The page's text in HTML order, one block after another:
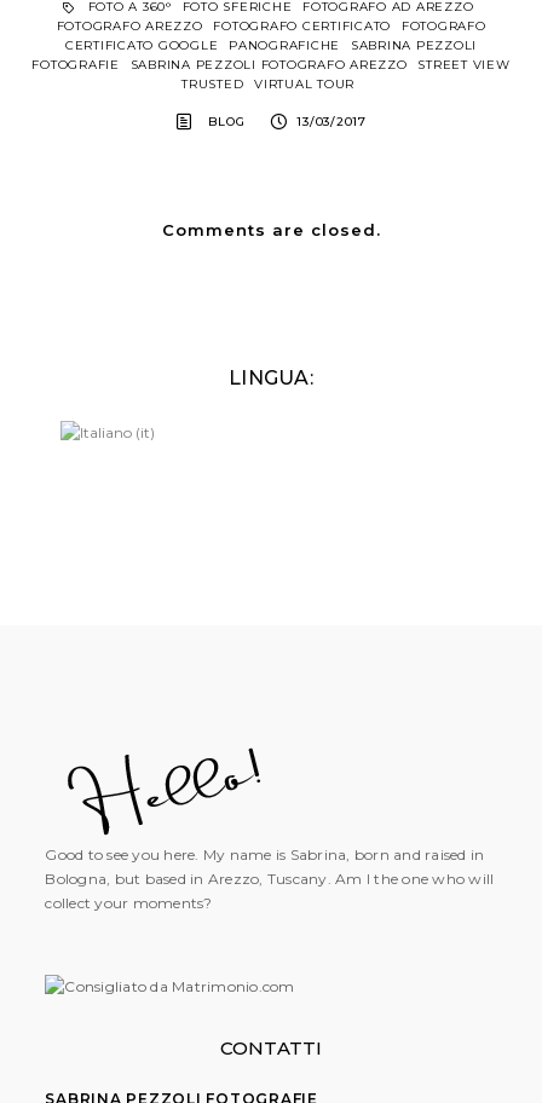
FOTO A 360° FOTO SFERICHE
FOTOGRAFO AD AREZZO
FOTOGRAFO AREZZO
FOTOGRAFO CERTIFICATO
FOTOGRAFO
CERTIFICATO GOOGLE
PANOGRAFICHE
SABRINA PEZZOLI
FOTOGRAFIE
SABRINA PEZZOLI FOTOGRAFO AREZZO
STREET VIEW
TRUSTED
VIRTUAL TOUR
BLOG 13/03/2017
Comments are closed.
LINGUA:
Good to see you here. My name is Sabrina, born and raised in
Bologna, but based in Arezzo, Tuscany. Am I the one who will
collect your moments?
CONTATTI
SABRINA PEZZOLI FOTOGRAFIE